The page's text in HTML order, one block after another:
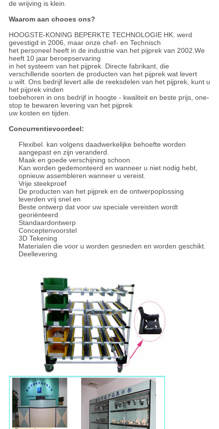
de wrijving is klein.
Waarom aan chooes ons?
HOOGSTE-KONING BEPERKTE TECHNOLOGIE HK. werd
gevestigd in 2006, maar onze chef- en Technisch
het personeel heeft in de industrie van het pijprek van 2002.We
heeft 10 jaar beroepservaring
in het systeem van het pijprek. Directe fabrikant, die
verschillende soorten de producten van het pijprek wat levert
u wilt. Ons bedrijf levert alle de reeksdelen van het pijprek, kunt u
het pijprek vinden
toebehoren in ons bedrijf in hoogte - kwaliteit en beste prijs, one-
stop te bewaren levering van het pijprek
uw kosten en tijden.
Concurrentievoordeel:
Flexibel. kan volgens daadwerkelijke behoefte worden
aangepast en zijn veranderd.
Maak en goede verschijning schoon.
Kan worden gedemonteerd en wanneer u niet nodig hebt,
opnieuw assembleren wanneer u vereist.
Vrije steekproef
De producten van het pijprek en de ontwerpoplossing
leverden vrij snel en
Beste ontwerp dat voor uw speciale vereisten wordt
georiënteerd
Standaardontwerp
Conceptenvoorstel
3D Tekening
Materialen die voor u worden gesneden en worden geschikt.
Deellevering